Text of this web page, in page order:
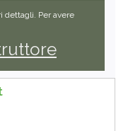
dettagli. Per avere